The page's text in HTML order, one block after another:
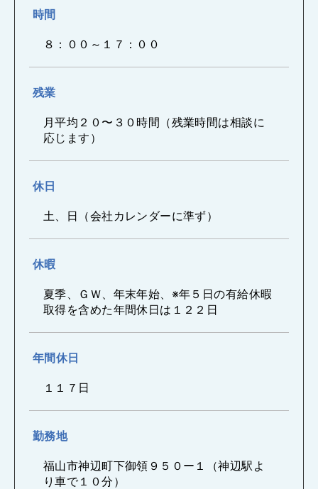
時間
８：００～１７：００
残業
月平均２０〜３０時間（残業時間は相談に
応じます）
休日
土、日（会社カレンダーに準ず）
休暇
夏季、ＧＷ、年末年始、※年５日の有給休暇
取得を含めた年間休日は１２２日
年間休日
１１７日
勤務地
福山市神辺町下御領９５０ー１（神辺駅よ
り車で１０分）